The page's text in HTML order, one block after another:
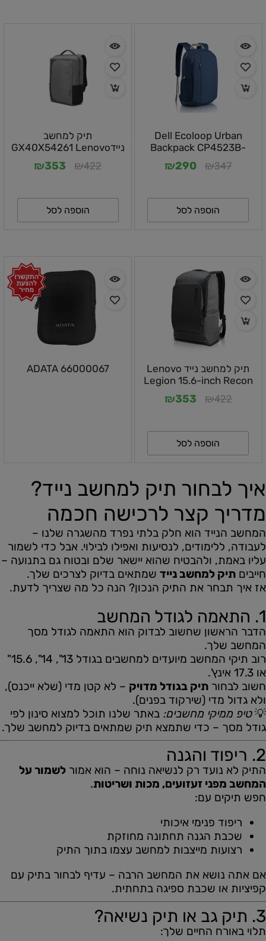
Dell Ecoloop Urban
Backpack CP4523B-
Blue₪347
₪290
הוספה לסל
תיק למחשב
ניידGX40X54261 Lenovo
₪422
₪353
הוספה לסל
תיק למחשב נייד Lenovo
Legion 15.6-inch Recon
Gaming Backpack
GX40S69333
₪422
₪353
הוספה לסל
66000067 ADATA
איך לבחור תיק למחשב נייד?
מדריך קצר לרכישה חכמה
המחשב הנייד הוא חלק בלתי נפרד מהשגרה שלנו –
לעבודה, ללימודים, לנסיעות ואפילו לבילוי. אבל כדי לשמור
עליו באמת, ולהבטיח שהוא יישאר שלם ובטוח גם בתנועה –
חייבים תיק למחשב נייד שמתאים בדיוק לצרכים שלך.
אז איך תבחר את התיק הנכון? הנה כל מה שצריך לדעת.
1. התאמה לגודל המחשב
הדבר הראשון שחשוב לבדוק הוא התאמה לגודל מסך
המחשב שלך.
רוב תיקי המחשב מיועדים למחשבים בגודל 13", 14", 15.6"
או 17.3 אינץ'.
חשוב לבחור תיק בגודל מדויק – לא קטן מדי (שלא ייכנס),
ולא גדול מדי (שירקוד בפנים).
💡טיפ ממיקי מחשבים: באתר שלנו תוכל למצוא סינון לפי
גודל מסך – כדי שתמצא תיק שמתאים בדיוק למחשב שלך.
2. ריפוד והגנה
התיק לא נועד רק לנשיאה נוחה – הוא אמור לשמור על
המחשב מפני זעזועים, מכות ושריטות.
חפש תיקים עם:
ריפוד פנימי איכותי
שכבת הגנה תחתונה מחוזקת
רצועות מייצבות למחשב עצמו בתוך התיק
אם אתה נושא את המחשב הרבה – עדיף לבחור בתיק עם
קפיציות או שכבת ספיגה בתחתית.
3. תיק גב או תיק נשיאה?
תלוי באורח החיים שלך: